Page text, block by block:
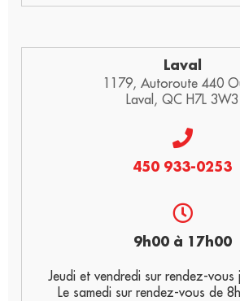
Laval
1179, Autoroute 440
Laval, QC H7L 3W3
450 933-0253
9h00 à 17h00
Jeudi et vendredi sur rendez-vous
Le samedi sur rendez-vous de